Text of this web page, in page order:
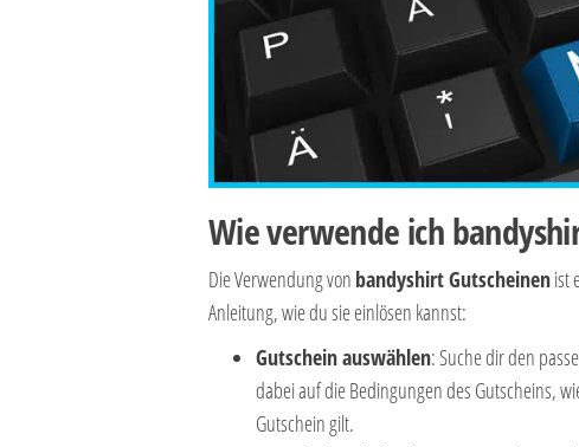
Wie verwende ich
Die Verwendung von bandyshirt Gutscheinenist
Anleitung, wie du sie einlösen kannst:
Gutschein auswählen: Suche dir den
dabei auf die Bedingungen des Gutscheins,
Gutschein gilt.